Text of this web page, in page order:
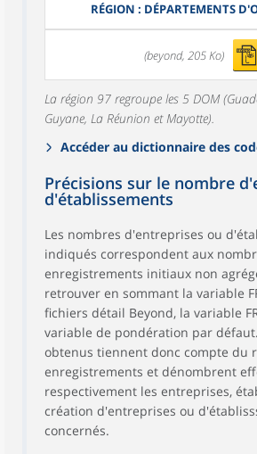
RÉGION : DÉPARTEMENTS
(beyond, 205 Ko)
La région 97 regroupe les 5 DOM
Guyane, La Réunion et Mayotte).
Accéder au dictionnaire des
Précisions sur le nombre
d'établissements
Les nombres d'entreprises ou
indiqués correspondent aux
enregistrements initiaux non
retrouver en sommant la variable
fichiers détail Beyond, la variable
variable de pondération par
obtenus tiennent donc compte du
enregistrements et dénombrent
respectivement les entreprises,
création d'entreprises ou
concernés.